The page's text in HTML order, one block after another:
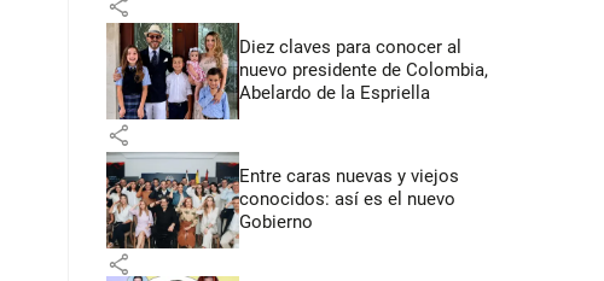
share
Diez claves para conocer al
nuevo presidente de Colombia,
Abelardo de la Espriella
share
Entre caras nuevas y viejos
conocidos: así es el nuevo
Gobierno
share